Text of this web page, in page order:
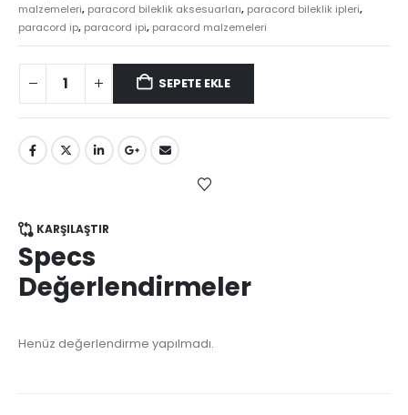
malzemeleri, paracord bileklik aksesuarları, paracord bileklik ipleri,
paracord ip, paracord ipi, paracord malzemeleri
SEPETE EKLE
KARŞILAŞTIR
Specs
Değerlendirmeler
Henüz değerlendirme yapılmadı.